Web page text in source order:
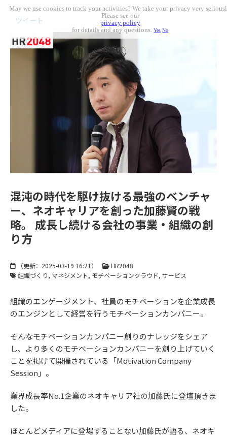
ツイート
混沌の時代を駆け抜ける最強のベンチャ
ー、ネオキャリアを創った加藤賢の戦
略。 成長し続ける会社の事業・組織の創
り方
（更新： 2025-03-19 16:21 ）
HR2048
組織づくり マネジメント モチベーションクラウド サービス
組織のエンゲージメント、社員のモチベーションを企業成長
のエンジンとして経営を行うモチベーションカンパニー。
そんなモチベーションカンパニー創りのナレッジをシェア
し、より多くのモチベーションカンパニーを創り上げていく
ことを掲げて開催されている「Motivation Company
Session」。
業界成長率No.1企業のネオキャリア社の加藤氏に登壇頂きま
した。
ほとんどメディアに登場することない加藤氏が語る、ネオキ
May we use cookies to track your activities? We take your privacy very
Please see our
privacy policy
for details and any questions.Yes No